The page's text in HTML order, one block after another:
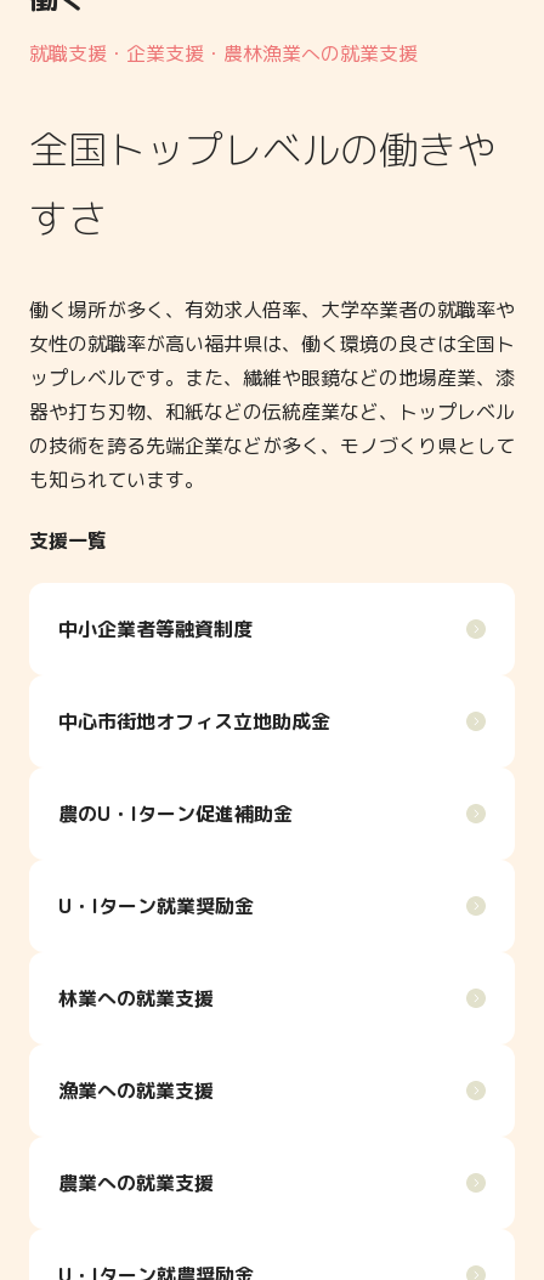
就職支援・企業支援・農林漁業への就業支援
全国トップレベルの働きや
すさ
働く場所が多く、有効求人倍率、大学卒業者の就職率や
女性の就職率が高い福井県は、働く環境の良さは全国ト
ップレベルです。また、繊維や眼鏡などの地場産業、漆
器や打ち刃物、和紙などの伝統産業など、トップレベル
の技術を誇る先端企業などが多く、モノづくり県として
も知られています。
支援一覧
中小企業者等融資制度
中心市街地オフィス立地助成金
農のU・Iターン促進補助金
U・Iターン就業奨励金
林業への就業支援
漁業への就業支援
農業への就業支援